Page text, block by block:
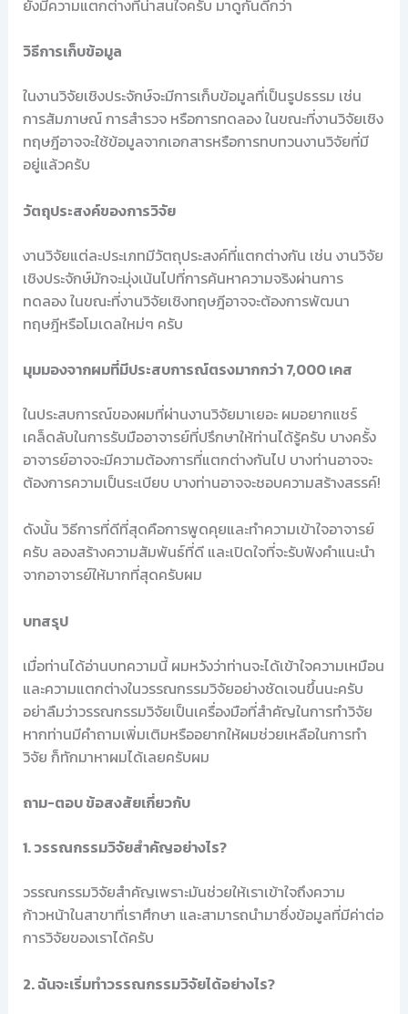
ยังมีความแตกต่างที่น่าสนใจครับ มาดูกันดีกว่า
วิธีการเก็บข้อมูล
ในงานวิจัยเชิงประจักษ์จะมีการเก็บข้อมูลที่เป็นรูปธรรม เช่น
การสัมภาษณ์ การสำรวจ หรือการทดลอง ในขณะที่งานวิจัยเชิง
ทฤษฎีอาจจะใช้ข้อมูลจากเอกสารหรือการทบทวนงานวิจัยที่มี
อยู่แล้วครับ
วัตถุประสงค์ของการวิจัย
งานวิจัยแต่ละประเภทมีวัตถุประสงค์ที่แตกต่างกัน เช่น งานวิจัย
เชิงประจักษ์มักจะมุ่งเน้นไปที่การค้นหาความจริงผ่านการ
ทดลอง ในขณะที่งานวิจัยเชิงทฤษฎีอาจจะต้องการพัฒนา
ทฤษฎีหรือโมเดลใหม่ๆ ครับ
มุมมองจากผมที่มีประสบการณ์ตรงมากกว่า 7,000 เคส
ในประสบการณ์ของผมที่ผ่านงานวิจัยมาเยอะ ผมอยากแชร์
เคล็ดลับในการรับมืออาจารย์ที่ปรึกษาให้ท่านได้รู้ครับ บางครั้ง
อาจารย์อาจจะมีความต้องการที่แตกต่างกันไป บางท่านอาจจะ
ต้องการความเป็นระเบียบ บางท่านอาจจะชอบความสร้างสรรค์!
ดังนั้น วิธีการที่ดีที่สุดคือการพูดคุยและทำความเข้าใจอาจารย์
ครับ ลองสร้างความสัมพันธ์ที่ดี และเปิดใจที่จะรับฟังคำแนะนำ
จากอาจารย์ให้มากที่สุดครับผม
บทสรุป
เมื่อท่านได้อ่านบทความนี้ ผมหวังว่าท่านจะได้เข้าใจความเหมือน
และความแตกต่างในวรรณกรรมวิจัยอย่างชัดเจนขึ้นนะครับ
อย่าลืมว่าวรรณกรรมวิจัยเป็นเครื่องมือที่สำคัญในการทำวิจัย
หากท่านมีคำถามเพิ่มเติมหรืออยากให้ผมช่วยเหลือในการทำ
วิจัย ก็ทักมาหาผมได้เลยครับผม
ถาม-ตอบ ข้อสงสัยเกี่ยวกับ
1. วรรณกรรมวิจัยสำคัญอย่างไร?
วรรณกรรมวิจัยสำคัญเพราะมันช่วยให้เราเข้าใจถึงความ
ก้าวหน้าในสาขาที่เราศึกษา และสามารถนำมาซึ่งข้อมูลที่มีค่าต่อ
การวิจัยของเราได้ครับ
2. ฉันจะเริ่มทำวรรณกรรมวิจัยได้อย่างไร?